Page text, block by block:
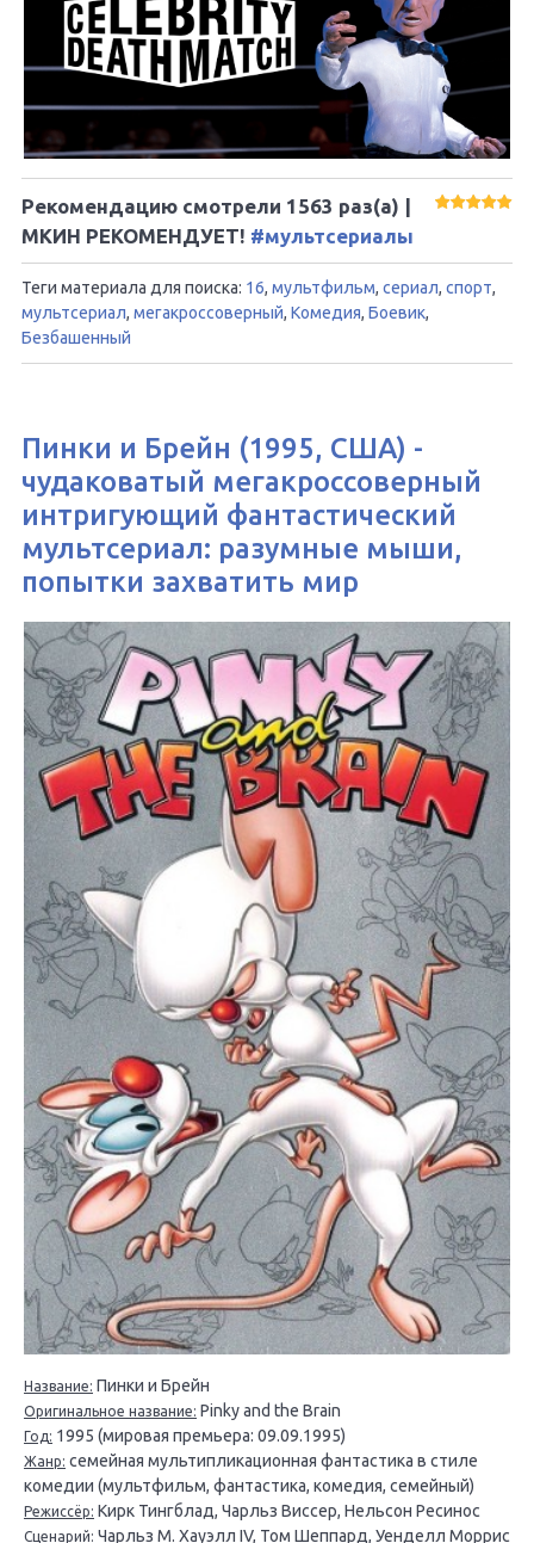
Рекомендацию смотрели 1563 раз(а) |
МКИН РЕКОМЕНДУЕТ! #мультсериалы
Теги материала для поиска: 16, мультфильм, сериал, спорт,
мультсериал, мегакроссоверный, Комедия, Боевик,
Безбашенный
Пинки и Брейн (1995, США) -
чудаковатый мегакроссоверный
интригующий фантастический
мультсериал: разумные мыши,
попытки захватить мир
Название: Пинки и Брейн
Оригинальное название: Pinky and the Brain
Год: 1995 (мировая премьера: 09.09.1995)
Жанр: семейная мультипликационная фантастика в стиле
комедии (мультфильм, фантастика, комедия, семейный)
Режиссёр: Кирк Тингблад, Чарльз Виссер, Нельсон Ресинос
Сценарий: Чарльз М. Хауэлл IV, Том Шеппард, Уенделл Моррис